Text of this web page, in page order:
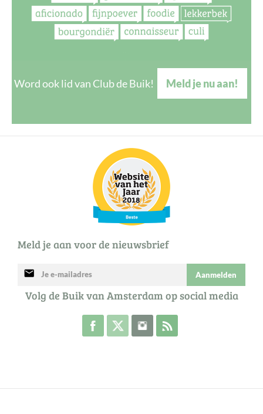
Word ook lid van Club de Buik! Meld je nu aan!
Meld je aan voor de nieuwsbrief
mail Aanmelden
Volg de Buik van Amsterdam op social media
Volg de Buik op Facebook
Volg de Buik op Twitter
Volg de Buik op Instagram